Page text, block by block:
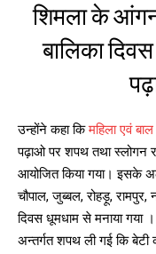
शिमला के
बालिका
उन्होंने कहा किमहिला एवं
पढ़ाओ पर शपथ तथा स्लोगन
आयोजित किया गया। इसके
चौपाल, जुब्बल, रोहड़ू, रामपुर,
दिवस धूमधाम से मनाया गया
अन्तर्गत शपथ ली गई कि बेटी